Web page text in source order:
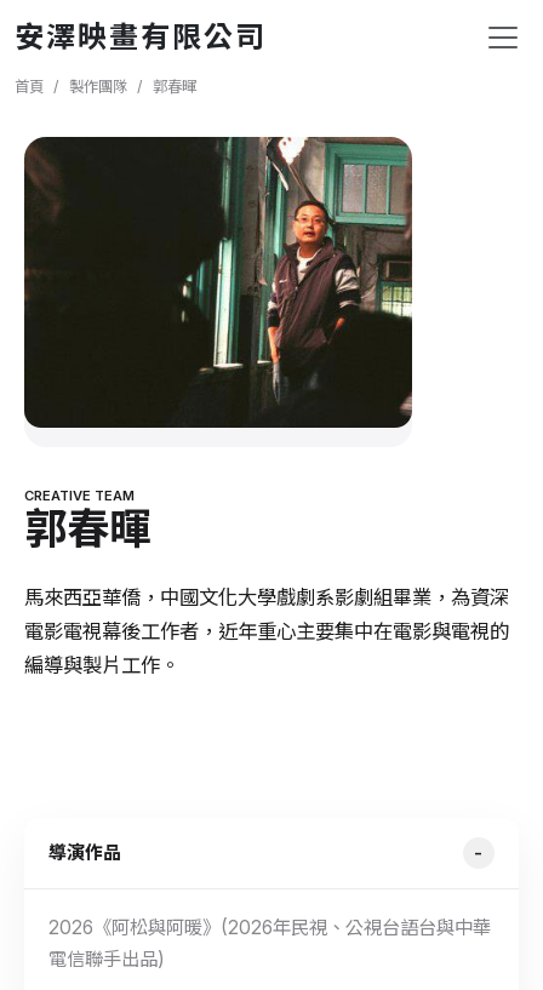
安澤映畫有限公司
導航連結
首頁 製作團隊 郭春暉
CREATIVE TEAM
郭春暉
馬來西亞華僑，中國文化大學戲劇系影劇組畢業，為資深
電影電視幕後工作者，近年重心主要集中在電影與電視的
編導與製片工作。
導演作品
2026《阿松與阿暖》(2026年民視、公視台語台與中華
電信聯手出品)